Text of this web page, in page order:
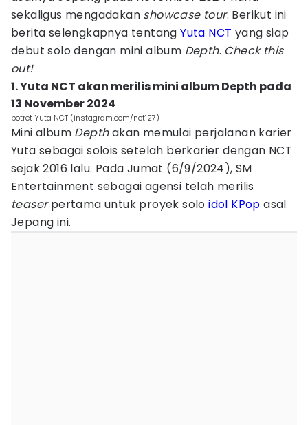
sekaligus mengadakan showcase tour. Berikut ini
berita selengkapnya tentangYuta NCT yang siap
debut solo dengan mini album Depth. Check this
out!
1. Yuta NCT akan merilis mini album Depth pada
13 November 2024
potret Yuta NCT (instagram.com/nct127)
Mini album Depthakan memulai perjalanan karier
Yuta sebagai solois setelah berkarier dengan NCT
sejak 2016 lalu. Pada Jumat (6/9/2024), SM
Entertainment sebagai agensi telah merilis
teaserpertama untuk proyek soloidol KPop asal
Jepang ini.